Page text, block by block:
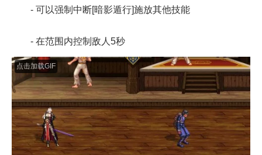
- 可以强制中断[暗影遁行]施放其他技能
- 在范围内控制敌人5秒
点击加载GIF